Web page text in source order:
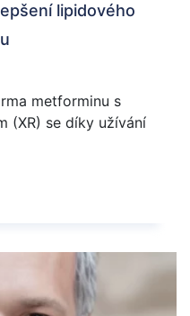
lipidového
metforminu s
(XR) se díky užívání